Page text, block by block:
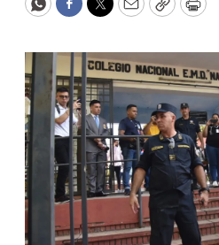
WhatsApp
Facebook
Twitter
EmailCopy